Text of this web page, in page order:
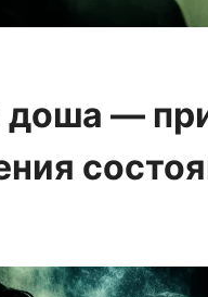
доша —